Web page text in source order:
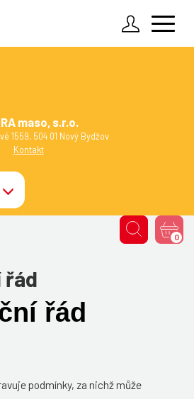
Zapomenuté heslo
maso, s.r.o.
1559, 504 01 Nový Bydžov
Kontakt
0
řád
řád
podmínky, za nichž může